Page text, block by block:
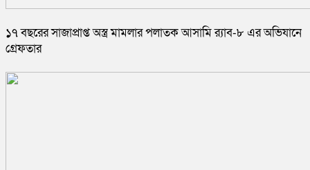
১৭ বছরের সাজাপ্রাপ্ত অস্ত্র মামলার পলাতক আসামি র‍্যাব-৮ এর অভিযানে
গ্রেফতার